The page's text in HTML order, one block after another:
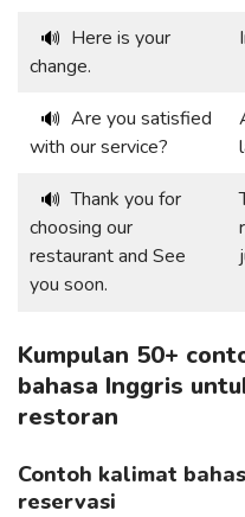
🔊 Here is your
change.
🔊 Are you satisfied
with our service?
🔊 Thank you for
choosing our
restaurant and See
you soon.
Kumpulan 50+
bahasa Inggris
restoran
Contoh kalimat
reservasi